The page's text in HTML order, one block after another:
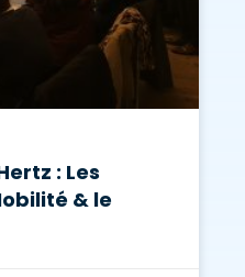
: Les
& le